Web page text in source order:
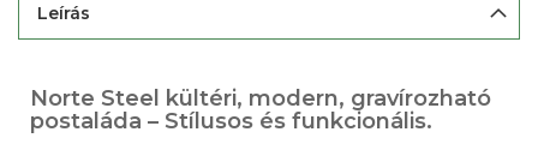
Leírás
Norte Steel kültéri, modern, gravírozható
postaláda – Stílusos és funkcionális.